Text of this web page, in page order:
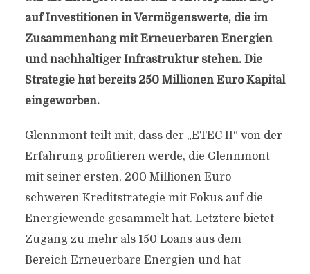
auf Investitionen in Vermögenswerte, die im
Zusammenhang mit Erneuerbaren Energien
und nachhaltiger Infrastruktur stehen. Die
Strategie hat bereits 250 Millionen Euro Kapital
eingeworben.
Glennmont teilt mit, dass der „ETEC II“ von der
Erfahrung profitieren werde, die Glennmont
mit seiner ersten, 200 Millionen Euro
schweren Kreditstrategie mit Fokus auf die
Energiewende gesammelt hat. Letztere bietet
Zugang zu mehr als 150 Loans aus dem
Bereich Erneuerbare Energien und hat